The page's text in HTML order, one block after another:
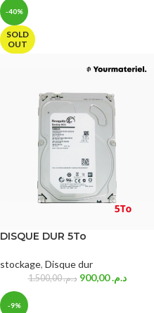
-40%
SOLD
OUT
DISQUE DUR 5To
stockage, Disque dur
د.م.1.500,00 د.م.900,00
-9%